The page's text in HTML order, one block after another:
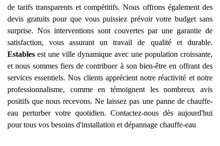
de tarifs transparents et compétitifs. Nous offrons également des
devis gratuits pour que vous puissiez prévoir votre budget sans
surprise. Nos interventions sont couvertes par une garantie de
satisfaction, vous assurant un travail de qualité et durable.
Estables est une ville dynamique avec une population croissante,
et nous sommes fiers de contribuer à son bien-être en offrant des
services essentiels. Nos clients apprécient notre réactivité et notre
professionnalisme, comme en témoignent les nombreux avis
positifs que nous recevons. Ne laissez pas une panne de chauffe-
eau perturber votre quotidien. Contactez-nous dès aujourd'hui
pour tous vos besoins d'installation et dépannage chauffe-eau